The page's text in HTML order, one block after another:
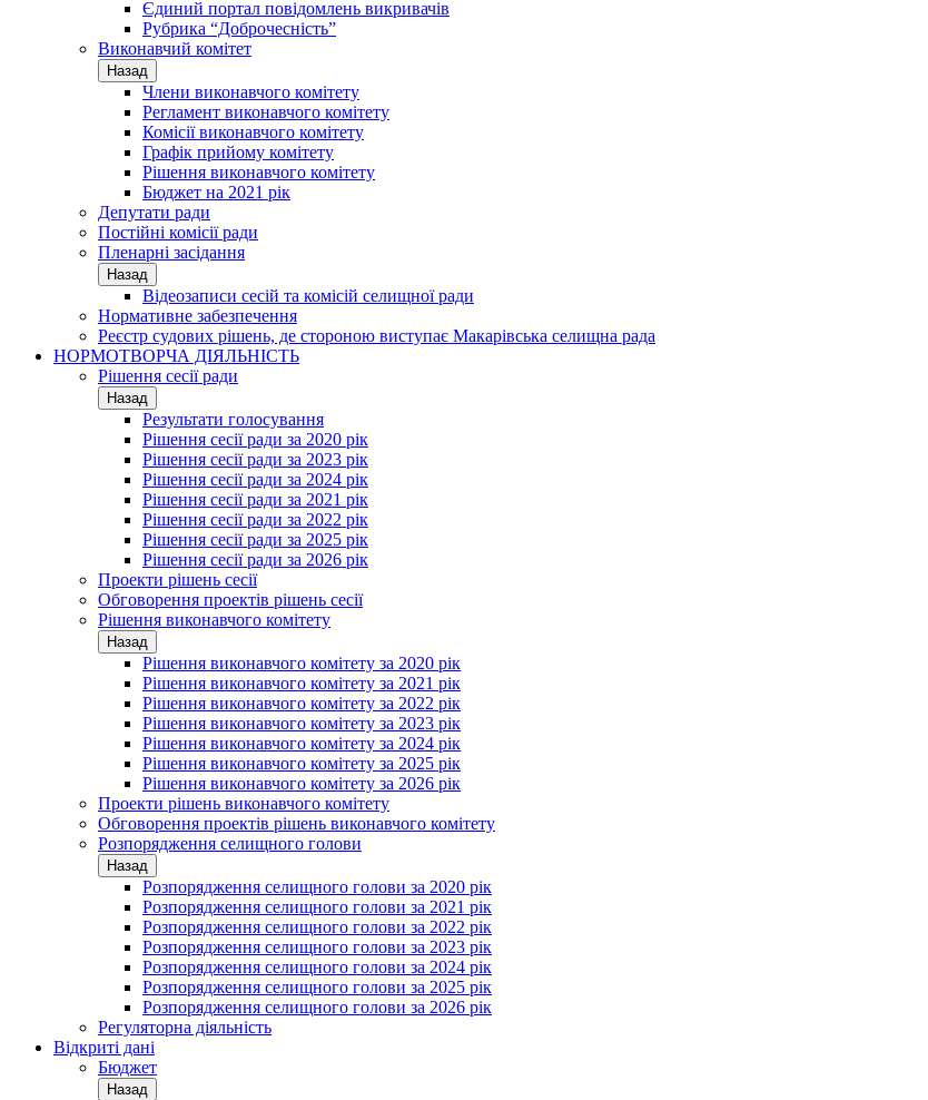
Єдиний портал повідомлень викривачів
Рубрика “Доброчесність”
Виконавчий комітет
Назад
Члени виконавчого комітету
Регламент виконавчого комітету
Комісії виконавчого комітету
Графік прийому комітету
Рішення виконавчого комітету
Бюджет на 2021 рік
Депутати ради
Постійні комісії ради
Пленарні засідання
Назад
Відеозаписи сесій та комісій селищної ради
Нормативне забезпечення
Реєстр судових рішень, де стороною виступає Макарівська селищна рада
НОРМОТВОРЧА ДІЯЛЬНІСТЬ
Рішення сесії ради
Назад
Результати голосування
Рішення сесії ради за 2020 рік
Рішення сесії ради за 2023 рік
Рішення сесії ради за 2024 рік
Рішення сесії ради за 2021 рік
Рішення сесії ради за 2022 рік
Рішення сесії ради за 2025 рік
Рішення сесії ради за 2026 рік
Проекти рішень сесії
Обговорення проектів рішень сесії
Рішення виконавчого комітету
Назад
Рішення виконавчого комітету за 2020 рік
Рішення виконавчого комітету за 2021 рік
Рішення виконавчого комітету за 2022 рік
Рішення виконавчого комітету за 2023 рік
Рішення виконавчого комітету за 2024 рік
Рішення виконавчого комітету за 2025 рік
Рішення виконавчого комітету за 2026 рік
Проекти рішень виконавчого комітету
Обговорення проектів рішень виконавчого комітету
Розпорядження селищного голови
Назад
Розпорядження селищного голови за 2020 рік
Розпорядження селищного голови за 2021 рік
Розпорядження селищного голови за 2022 рік
Розпорядження селищного голови за 2023 рік
Розпорядження селищного голови за 2024 рік
Розпорядження селищного голови за 2025 рік
Розпорядження селищного голови за 2026 рік
Регуляторна діяльність
Відкриті дані
Бюджет
Назад